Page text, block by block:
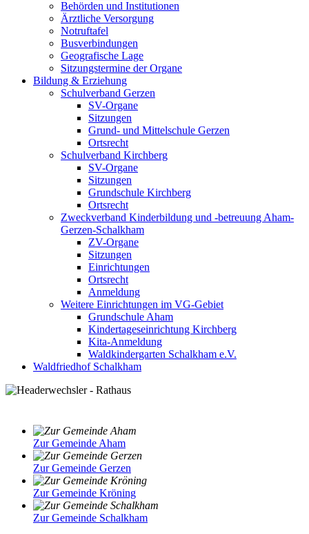
Behörden und Institutionen
Ärztliche Versorgung
Notruftafel
Busverbindungen
Geografische Lage
Sitzungstermine der Organe
Bildung & Erziehung
Schulverband Gerzen
SV-Organe
Sitzungen
Grund- und Mittelschule Gerzen
Ortsrecht
Schulverband Kirchberg
SV-Organe
Sitzungen
Grundschule Kirchberg
Ortsrecht
Zweckverband Kinderbildung und -betreuung Aham-
Gerzen-Schalkham
ZV-Organe
Sitzungen
Einrichtungen
Ortsrecht
Anmeldung
Weitere Einrichtungen im VG-Gebiet
Grundschule Aham
Kindertageseinrichtung Kirchberg
Kita-Anmeldung
Waldkindergarten Schalkham e.V.
Waldfriedhof Schalkham
Zur Gemeinde Aham
Zur Gemeinde Gerzen
Zur Gemeinde Kröning
Zur Gemeinde Schalkham